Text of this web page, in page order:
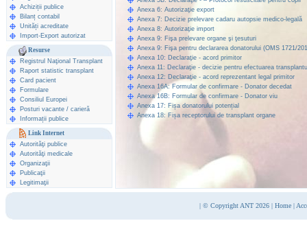
Achiziții publice
Bilanț contabil
Unități acreditate
Import-Export autorizat
Resurse
Registrul Naţional Transplant
Raport statistic transplant
Card pacient
Formulare
Consiliul Europei
Posturi vacante / carieră
Informații publice
Link Internet
Autorităţi publice
Autorităţi medicale
Organizaţii
Publicaţii
Legitimaţii
Anexa 6: Autorizaţie export
Anexa 7: Decizie prelevare cadaru autopsie medico-legală
Anexa 8: Autorizaţie import
Anexa 9: Fişa prelevare organe şi ţesuturi
Anexa 9: Fişa pentru declararea donatorului (OMS 1721/
Anexa 10: Declaraţie - acord primitor
Anexa 11: Declaraţie - decizie pentru efectuarea
Anexa 12: Declaraţie - acord reprezentant legal primitor
Anexa 16A: Formular de confirmare - Donator decedat
Anexa 16B: Formular de confirmare - Donator viu
Anexa 17: Fișa donatorului potențial
Anexa 18: Fișa receptorului de transplant organe
| © Copyright ANT 2026 | Home |